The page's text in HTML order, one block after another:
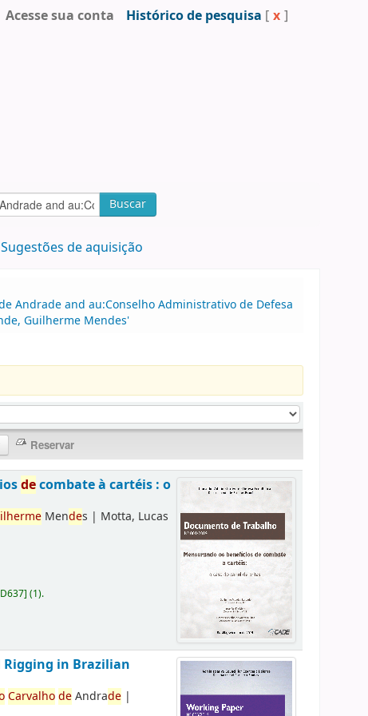
Acesse sua conta Histórico de pesquisa [ x ]
Buscar
Sugestões de aquisição
Andrade and au:Conselho Administrativo de Defesa
Guilherme Mendes'
decombate à cartéis : o
Mendes | Motta, Lucas
](1).
Rigging in Brazilian
CarvalhodeAndrade |